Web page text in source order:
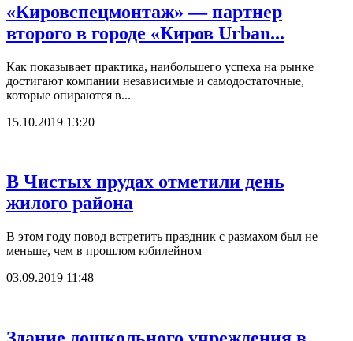
«Кировспецмонтаж» — партнер
второго в городе «Киров Urban...
Как показывает практика, наибольшего успеха на рынке
достигают компании независимые и самодостаточные,
которые опираются в...
15.10.2019 13:20
В Чистых прудах отметили день
жилого района
В этом году повод встретить праздник с размахом был не
меньше, чем в прошлом юбилейном
03.09.2019 11:48